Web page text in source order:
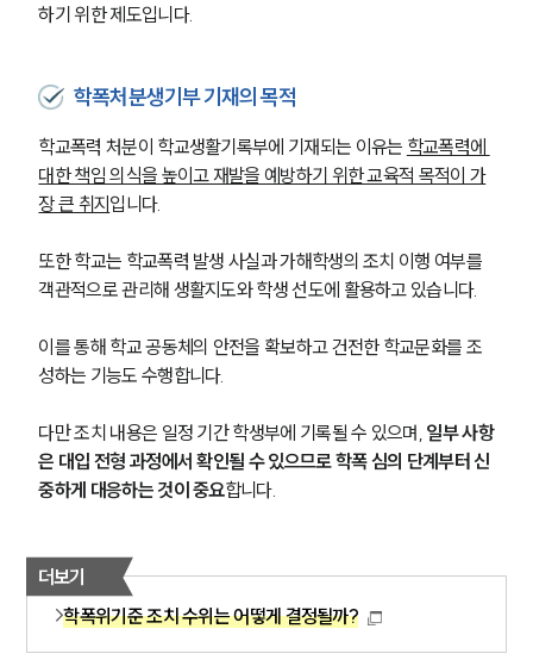
하기 위한 제도입니다.
학폭처분생기부 기재의 목적
학교폭력 처분이 학교생활기록부에 기재되는 이유는 학교폭력에
대한 책임 의식을 높이고 재발을 예방하기 위한 교육적 목적이 가
장 큰 취지입니다.
또한 학교는 학교폭력 발생 사실과 가해학생의 조치 이행 여부를
객관적으로 관리해 생활지도와 학생 선도에 활용하고 있습니다.
이를 통해 학교 공동체의 안전을 확보하고 건전한 학교문화를 조
성하는 기능도 수행합니다.
다만 조치 내용은 일정 기간 학생부에 기록될 수 있으며, 일부 사항
은 대입 전형 과정에서 확인될 수 있으므로 학폭 심의 단계부터 신
중하게 대응하는 것이 중요합니다.
더보기
학폭위기준 조치 수위는 어떻게 결정될까?